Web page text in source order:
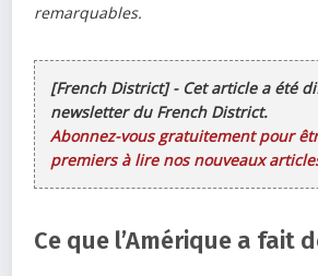
remarquables.
[French District] - Cet article a été
newsletter du French District.
Abonnez-vous gratuitement pour
premiers à lire nos nouveaux
Ce que l’Amérique a fait